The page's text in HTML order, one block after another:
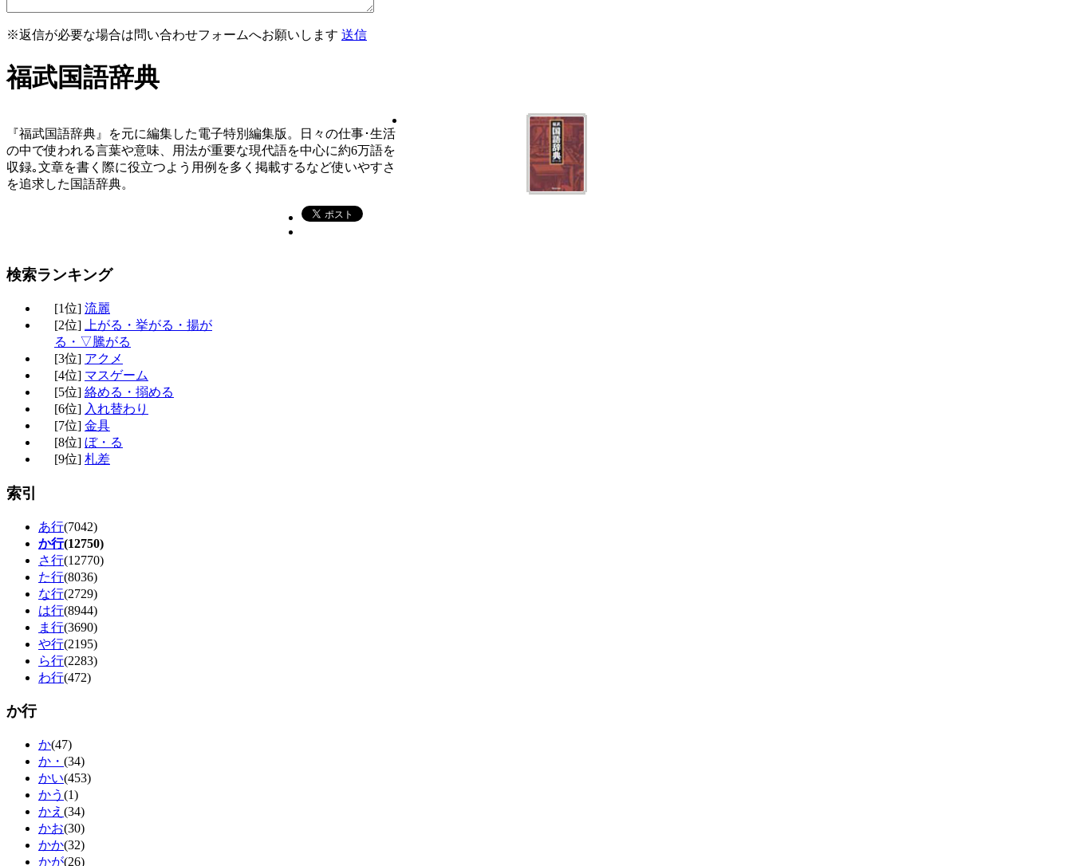
※返信が必要な場合は問い合わせフォームへお願いします 送信
福武国語辞典
『福武国語辞典』を元に編集した電子特別編集版。日々の仕事･生活
の中で使われる言葉や意味、用法が重要な現代語を中心に約6万語を
収録｡文章を書く際に役立つよう用例を多く掲載するなど使いやすさ
を追求した国語辞典。
検索ランキング
[1位] 流麗
[2位]
上がる・挙がる・揚が
る・▽騰がる
[3位] アクメ
[4位] マスゲーム
[5位] 絡める・搦める
[6位] 入れ替わり
[7位] 金具
[8位] ぼ・る
[9位] 札差
索引
あ行(7042)
か行(12750)
さ行(12770)
た行(8036)
な行(2729)
は行(8944)
ま行(3690)
や行(2195)
ら行(2283)
わ行(472)
か行
か(47)
か・ (34)
かい(453)
かう (1)
かえ (34)
かお(30)
かか(32)
かが(26)